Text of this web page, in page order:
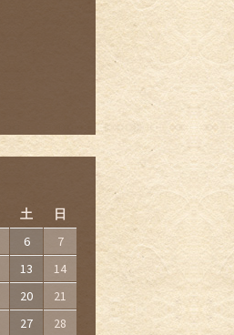
土 日
6
7
13
14
20
21
27
28